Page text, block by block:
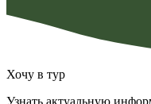
Хочу в тур
Узнать актуальную